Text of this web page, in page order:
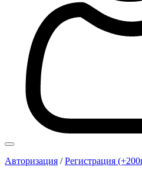
Авторизация /Регистрация